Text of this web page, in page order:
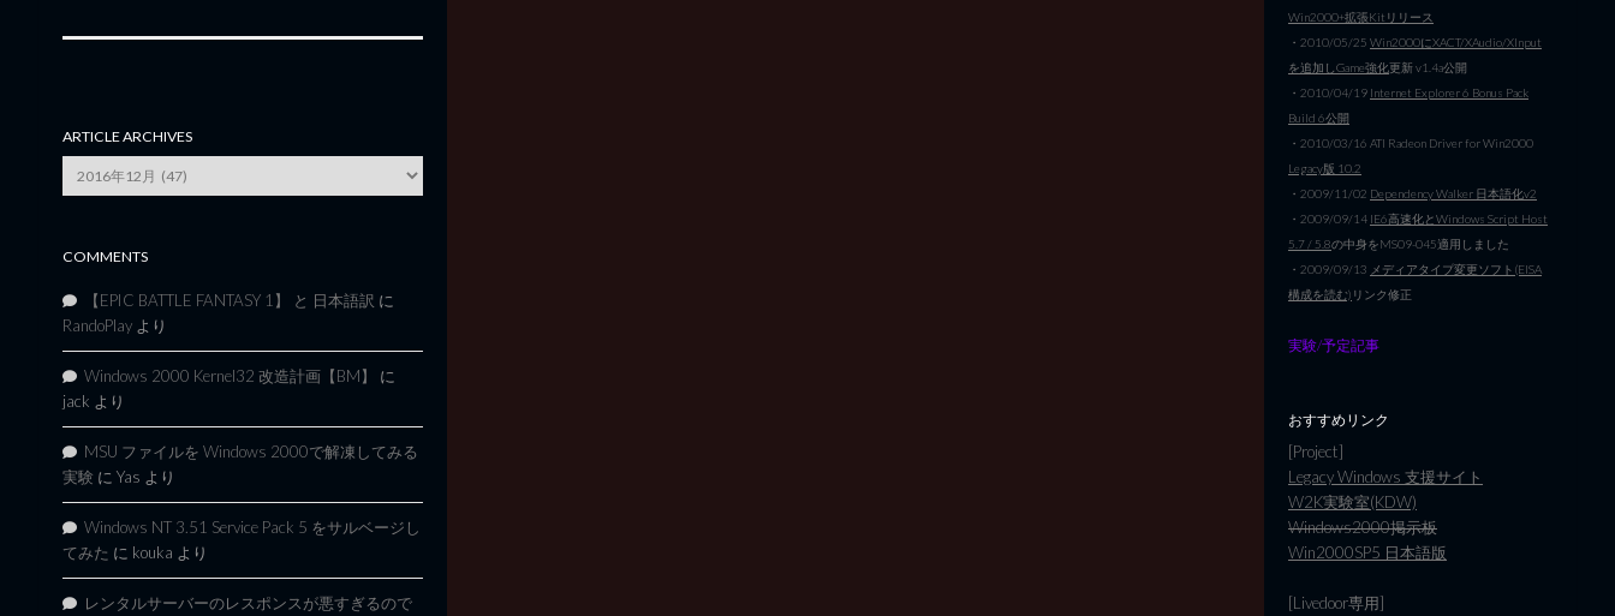
ARTICLE ARCHIVES
Archives
COMMENTS
【EPIC BATTLE FANTASY 1】 と 日本語訳 に
RandoPlay より
Windows 2000 Kernel32 改造計画【BM】
に
jack より
MSU ファイルを Windows 2000で解凍してみる
実験 に Yas より
Windows NT 3.51 Service Pack 5 をサルベージし
てみた に kouka より
レンタルサーバーのレスポンスが悪すぎるので
Win2000+拡張Kitリリース
・2010/05/25 Win2000にXACT/XAudio/XInput
を追加しGame強化更新 v1.4a公開
・2010/04/19 Internet Explorer 6 Bonus Pack
Build 6公開
・2010/03/16 ATI Radeon Driver for Win2000
Legacy版 10.2
・2009/11/02 Dependency Walker 日本語化v2
・2009/09/14 IE6高速化とWindows Script Host
5.7 / 5.8の中身をMS09-045適用しました
・2009/09/13 メディアタイプ変更ソフト(EISA
構成を読む) リンク修正
実験/予定記事
おすすめリンク
[Project]
Legacy Windows 支援サイト
W2K実験室(KDW)
Windows2000掲示板
Win2000SP5 日本語版
[Livedoor専用]